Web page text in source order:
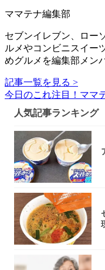
ママテナ編集部
セブンイレブン、ロー
ルメやコンビニスイー
めグルメを編集部メン
記事一覧を見る >
今日のこれ注目！ママ
人気記事ランキング